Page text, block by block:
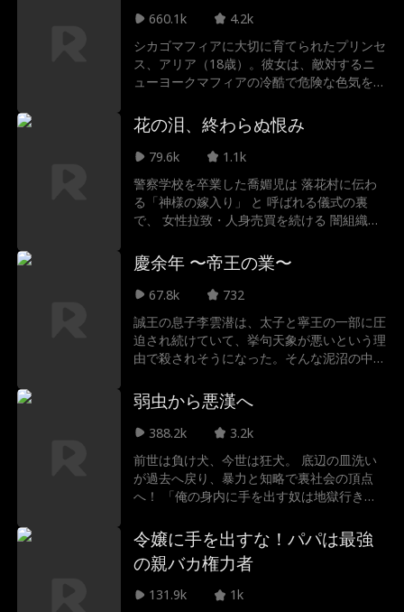
選ぶ未来とは……
660.1k
4.2k
シカゴマフィアに大切に育てられたプリンセ
ス、アリア（18歳）。彼女は、敵対するニ
ューヨークマフィアの冷酷で危険な色気を持
暴力に染まった男に身も心も委ねることは、
一族への最大の裏切りか。それとも、これが
彼女が生き残るための唯一の道なのか——
花の泪、終わらぬ恨み
79.6k
1.1k
警察学校を卒業した喬媚児は 落花村に伝わ
る‌「神様の嫁入り」‌ と 呼ばれる儀式の裏
で、 女性拉致・人身売買を続ける‌ 闇組織‌の
（神の花嫁）となり、魔窟へ単身潜入‌! 姉・
喬嵐と拉致被害者たちを救うため、村長率い
る犯罪グループと 死闘を繰り広げる。
慶余年 〜帝王の業〜
67.8k
732
誠王の息子李雲潜は、太子と寧王の一部に圧
迫され続けていて、挙句天象が悪いという理
由で殺されそうになった。そんな泥沼の中の
とこのようなことを起さない為、それと南慶
の繁栄の為に、葉軽眉、五竹、費介、范建、
陳萍萍の協力を得た彼は奮起する。汚職官吏
は、やがて民衆に慶帝と謳われ、南慶を世界
一の強国にした。
弱虫から悪漢へ
388.2k
3.2k
前世は負け犬、今世は狂犬。 底辺の皿洗い
が過去へ戻り、暴力と知略で裏社会の頂点
へ！ 「俺の身内に手を出す奴は地獄行き
める、痛快リベンジ・ノワール。
令嬢に手を出すな！パパは最強
の親バカ権力者
131.9k
1k